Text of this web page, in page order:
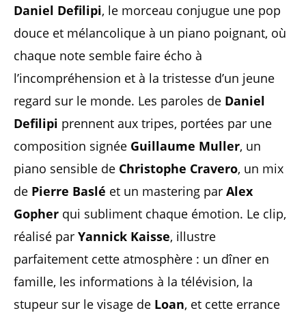
Daniel Defilipi, le morceau conjugue une pop
douce et mélancolique à un piano poignant, où
chaque note semble faire écho à
l’incompréhension et à la tristesse d’un jeune
regard sur le monde. Les paroles de Daniel
Defilipi prennent aux tripes, portées par une
composition signée Guillaume Muller, un
piano sensible de Christophe Cravero, un mix
de Pierre Baslé et un mastering par Alex
Gopher qui subliment chaque émotion. Le clip,
réalisé par Yannick Kaisse, illustre
parfaitement cette atmosphère : un dîner en
famille, les informations à la télévision, la
stupeur sur le visage de Loan, et cette errance